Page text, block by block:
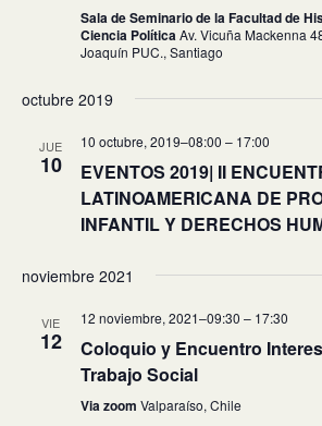
Sala de Seminario de la Facultad de
Ciencia Política Av. Vicuña Mackenna
Joaquín PUC., Santiago
octubre 2019
JUE
10
10 octubre, 2019–08:00 – 17:00
EVENTOS 2019| II
LATINOAMERICANA DE
INFANTIL Y DERECHOS
noviembre 2021
VIE
12
12 noviembre, 2021–09:30 – 17:30
Coloquio y Encuentro
Trabajo Social
Via zoom Valparaíso, Chile